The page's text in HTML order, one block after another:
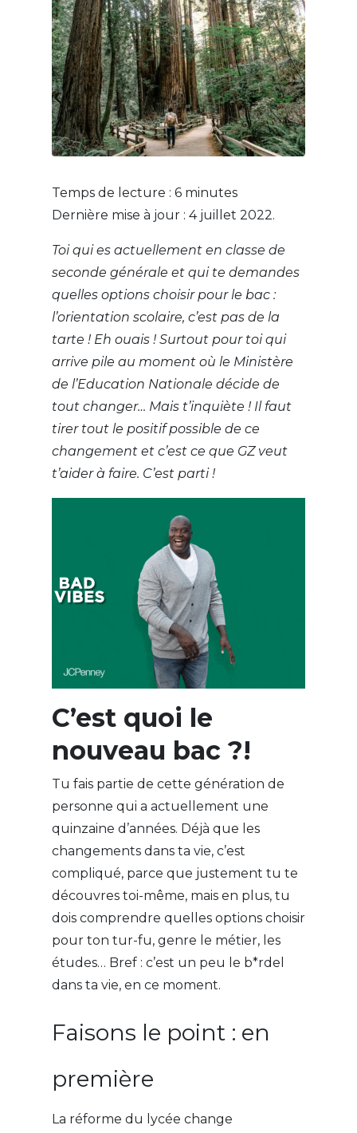
Temps de lecture : 6 minutes
Dernière mise à jour : 4 juillet 2022.
Toi qui es actuellement en classe de
seconde générale et qui te demandes
quelles options choisir pour le bac :
l’orientation scolaire, c’est pas de la
tarte ! Eh ouais ! Surtout pour toi qui
arrive pile au moment où le Ministère
de l’Education Nationale décide de
tout changer… Mais t’inquiète ! Il faut
tirer tout le positif possible de ce
changement et c’est ce que GZ veut
t’aider à faire. C’est parti !
C’est quoi le
nouveau bac ?!
Tu fais partie de cette génération de
personne qui a actuellement une
quinzaine d’années. Déjà que les
changements dans ta vie, c’est
compliqué, parce que justement tu te
découvres toi-même, mais en plus, tu
dois comprendre quelles options choisir
pour ton tur-fu, genre le métier, les
études… Bref : c’est un peu le b*rdel
dans ta vie, en ce moment.
Faisons le point : en
première
La réforme du lycée change